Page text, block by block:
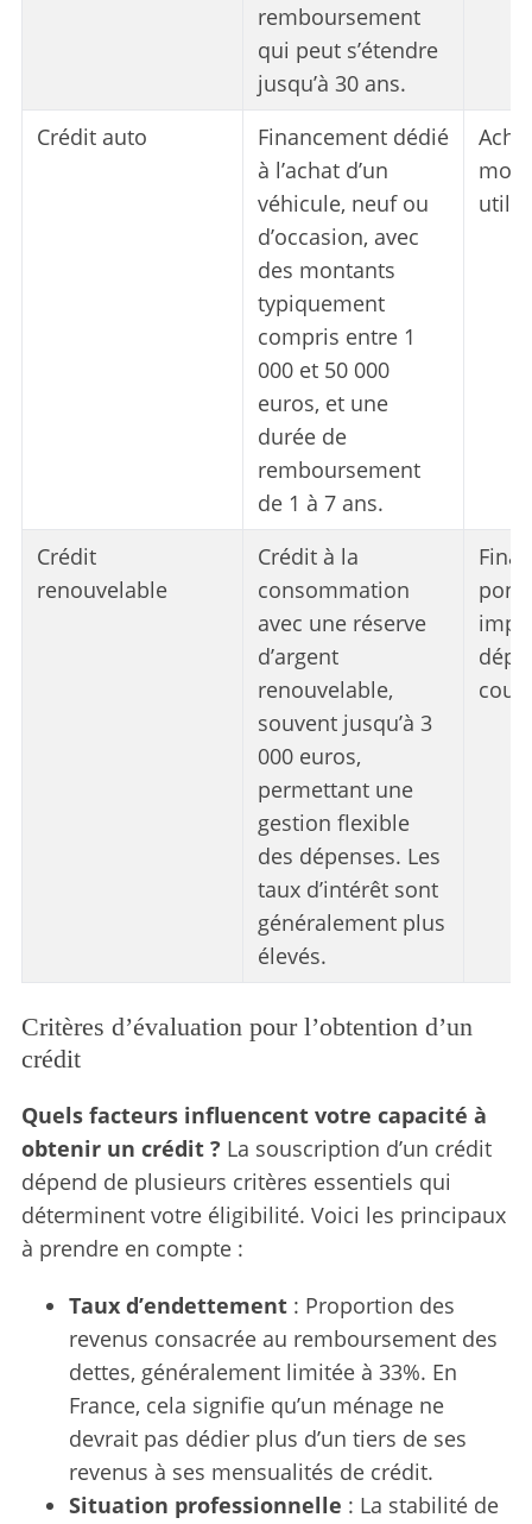
remboursement
qui peut s’étendre
jusqu’à 30 ans.
Crédit auto
Financement dédié
à l’achat d’un
véhicule, neuf ou
d’occasion, avec
des montants
typiquement
compris entre 1
000 et 50 000
euros, et une
durée de
remboursement
de 1 à 7 ans.
Crédit
renouvelable
Crédit à la
consommation
avec une réserve
d’argent
renouvelable,
souvent jusqu’à 3
000 euros,
permettant une
gestion flexible
des dépenses. Les
taux d’intérêt sont
généralement plus
élevés.
Critères d’évaluation pour l’obtention d’un
crédit
Quels facteurs influencent votre capacité à
obtenir un crédit ? La souscription d’un crédit
dépend de plusieurs critères essentiels qui
déterminent votre éligibilité. Voici les principaux
à prendre en compte :
Taux d’endettement: Proportion des
revenus consacrée au remboursement des
dettes, généralement limitée à 33%. En
France, cela signifie qu’un ménage ne
devrait pas dédier plus d’un tiers de ses
revenus à ses mensualités de crédit.
Situation professionnelle : La stabilité de